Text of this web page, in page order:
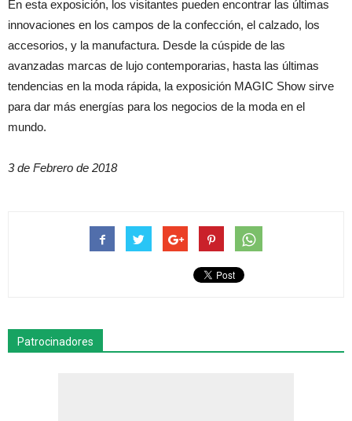
En esta exposición, los visitantes pueden encontrar las últimas
innovaciones en los campos de la confección, el calzado, los
accesorios, y la manufactura. Desde la cúspide de las
avanzadas marcas de lujo contemporarias, hasta las últimas
tendencias en la moda rápida, la exposición MAGIC Show sirve
para dar más energías para los negocios de la moda en el
mundo.
3 de Febrero de 2018
Patrocinadores